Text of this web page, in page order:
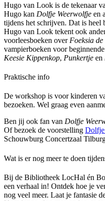
Hugo van Look is de tekenaar
Hugo kan Dolfje Weerwolfje en
tijdens het schrijven. Dat is
Hugo van Look tekent ook
voorleesboeken over Foeksia
vampierboeken voor
Keesie Kippenkop, Punkertje en
Praktische info
De workshop is voor kinderen
bezoeken. Wel graag even
Ben jij ook fan van Dolfje
Of bezoek de voorstelling Dolfje
Schouwburg Concertzaal
Wat is er nog meer te doen
Bij de Bibliotheek LocHal én
een verhaal in! Ontdek hoe je
nog veel meer. Laat je fantasie